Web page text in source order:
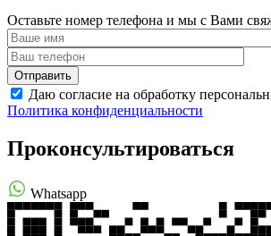
Оставьте номер телефона и мы с Вами
Даю согласие на обработку
Политика конфиденциальности
Проконсультироваться
Whatsapp